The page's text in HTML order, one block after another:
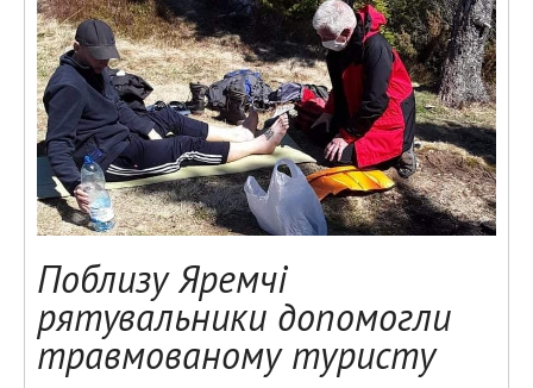
Поблизу Яремчі
рятувальники допомогли
травмованому туристу